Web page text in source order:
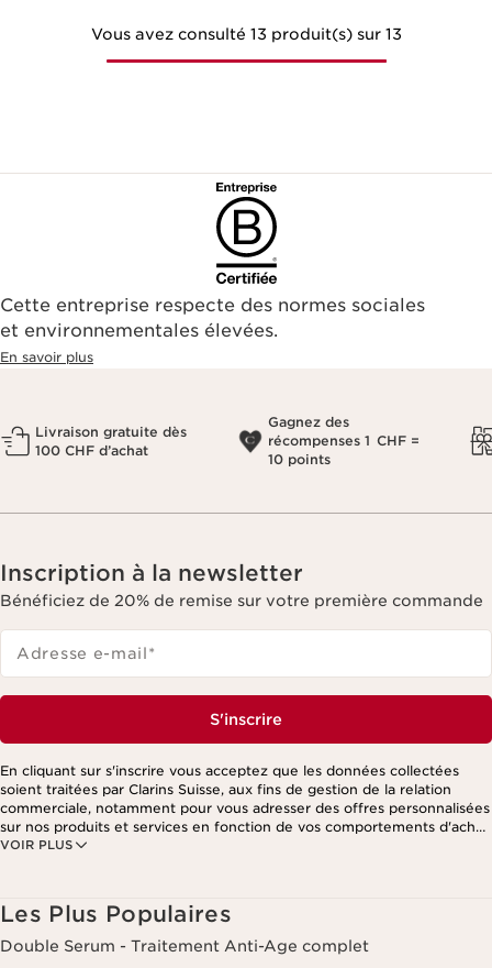
Vous avez consulté 13 produit(s) sur 13
Cette entreprise respecte des normes sociales
et environnementales élevées.
En savoir plus
Livraison gratuite dès
100 CHF d’achat
Gagnez des
récompenses 1 CHF =
10 points
Inscription à la newsletter
Bénéficiez de 20% de remise sur votre première commande
Adresse e-mail*
S'inscrire
VOIR PLUS
En cliquant sur s'inscrire vous acceptez que les données collectées
soient traitées par Clarins Suisse, aux fins de gestion de la relation
commerciale, notamment pour vous adresser des offres personnalisées
sur nos produits et services en fonction de vos comportements d'achat,
de vos habitudes et/ou de vos centres d'intérêts, y compris par
cliquant sur le lien de désinscription présent dans chaque newsletter.
Ces informations sont traitées par Clarins et ses prestataires pour le
traitement de votre commande, à des fins de gestion de la relation
client. Notamment pour vous proposer des offres personnalisées et/ou
Les Plus Populaires
Double Serum - Traitement Anti-Age complet